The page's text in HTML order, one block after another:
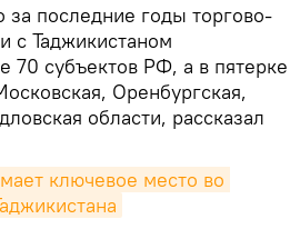
за последние годы торгово-
с Таджикистаном
70 субъектов РФ, а в пятерке
Оренбургская,
области, рассказал
ключевое место во